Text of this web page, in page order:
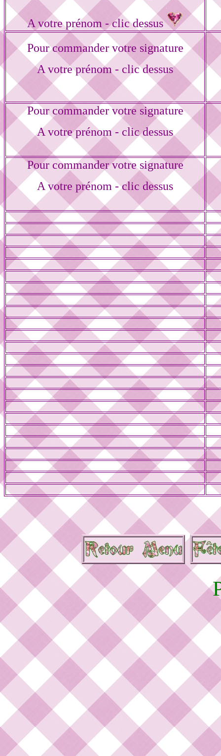
A votre prénom - clic dessus
Pour commander votre signature
A votre prénom - clic dessus
Pour commander votre signature
A votre prénom - clic dessus
Pour commander votre signature
A votre prénom - clic dessus